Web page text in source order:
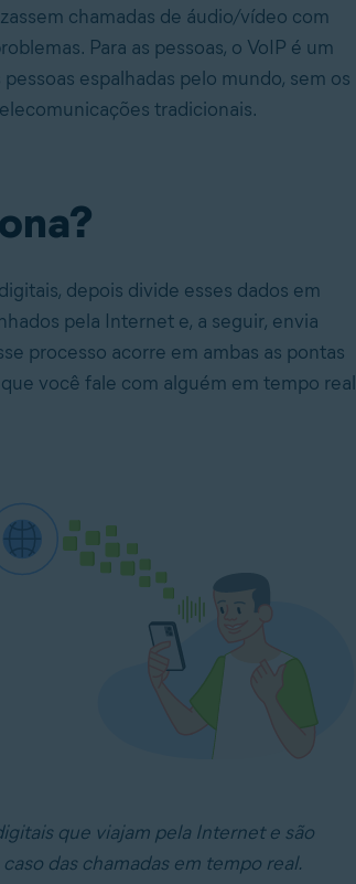
chamadas de áudio/vídeo com
Para as pessoas, o VoIP é um
espalhadas pelo mundo, sem os
tradicionais.
depois divide esses dados em
pela Internet e, a seguir, envia
processo acorre em ambas as pontas
você fale com alguém em tempo real
que viajam pela Internet e são
das chamadas em tempo real.